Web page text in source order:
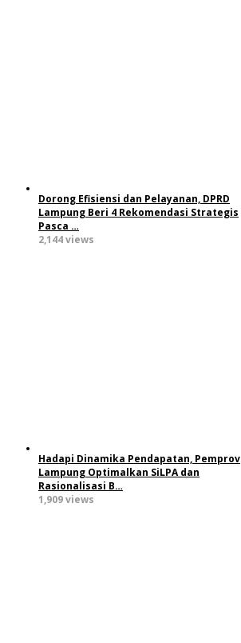
Dorong Efisiensi dan Pelayanan, DPRD
Lampung Beri 4 Rekomendasi Strategis
Pasca …
2,144 views
Hadapi Dinamika Pendapatan, Pemprov
Lampung Optimalkan SiLPA dan
Rasionalisasi B…
1,909 views